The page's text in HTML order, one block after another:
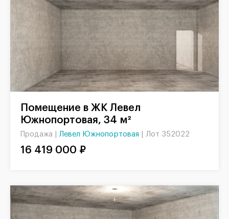
Южнопортовая, 34 м²
Продажа | Левел Южнопортовая Лот 352022
16 419 000 ₽